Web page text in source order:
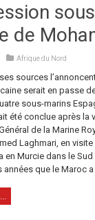
de
Afrique du Nord
sources
serait en passe
sous-marins
été conclue après la
de la Marine
Laghmari, en
en Murcie dans le
que le Maroc a